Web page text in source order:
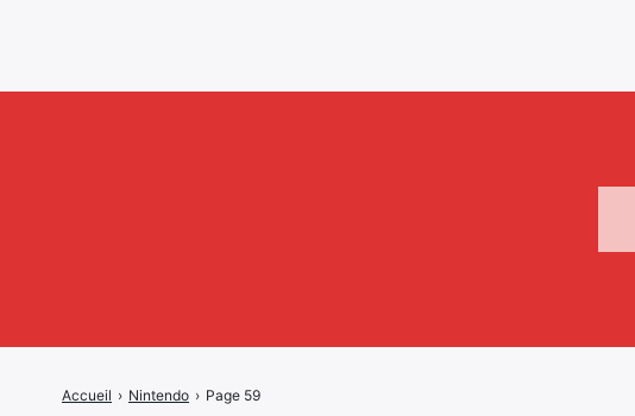
Accueil › Nintendo › Page 59